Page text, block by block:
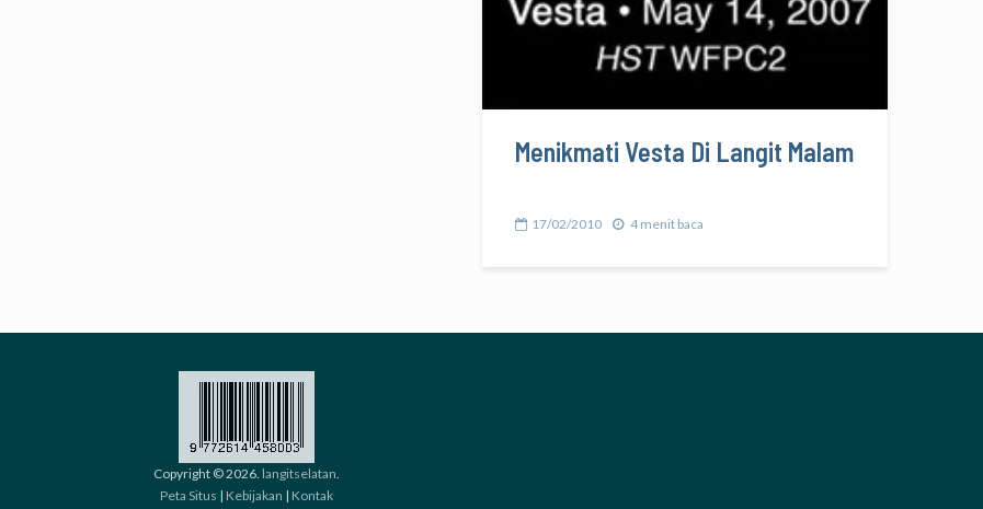
Menikmati Vesta Di Langit Malam
17/02/2010 4 menit baca
Copyright © 2026. langitselatan.
Peta Situs | Kebijakan | Kontak